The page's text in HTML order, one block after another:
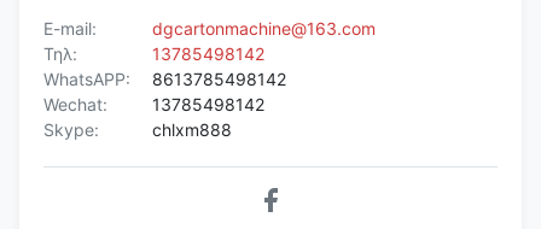
E-mail:
dgcartonmachine@163.com
Τηλ:
13785498142
WhatsAPP:
8613785498142
Wechat:
13785498142
Skype:
chlxm888